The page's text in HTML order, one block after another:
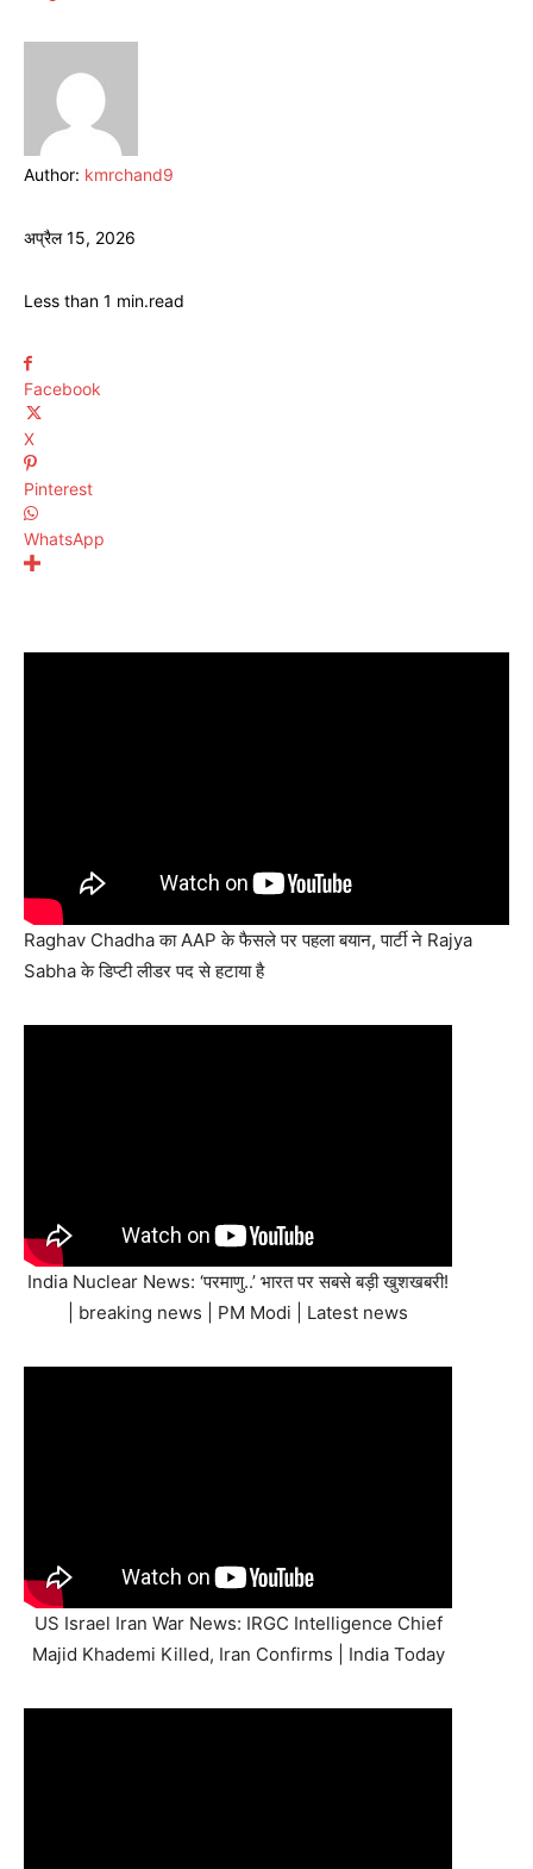
Author: kmrchand9
अप्रैल 15, 2026
Less than 1 min.read
Facebook
X
Pinterest
WhatsApp
Raghav Chadha का AAP के फैसले पर पहला बयान, पार्टी ने Rajya
Sabha के डिप्टी लीडर पद से हटाया है
India Nuclear News: ‘परमाणु..’ भारत पर सबसे बड़ी खुशखबरी!
| breaking news | PM Modi | Latest news
US Israel Iran War News: IRGC Intelligence Chief
Majid Khademi Killed, Iran Confirms | India Today